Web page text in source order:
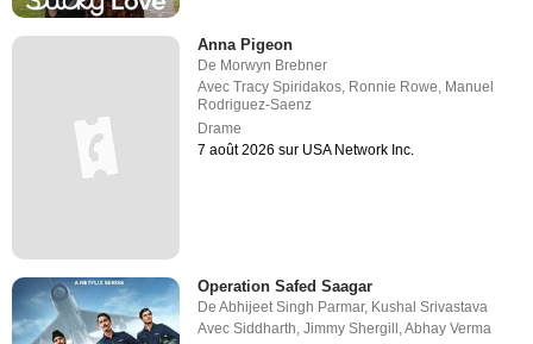
Anna Pigeon
De Morwyn Brebner
AvecTracy Spiridakos Ronnie Rowe Manuel
Rodriguez-Saenz
Drame
7 août 2026 sur USA Network Inc.
Operation Safed Saagar
DeAbhijeet Singh Parmar, Kushal Srivastava
AvecSiddharth,Jimmy Shergill,Abhay Verma